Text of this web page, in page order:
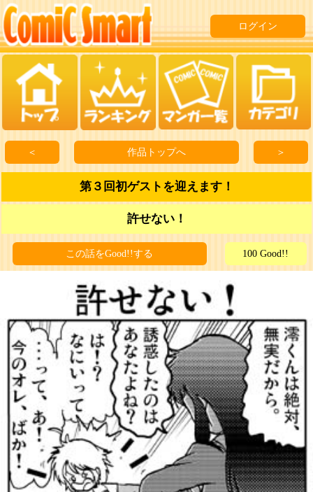
ログイン
＜ 作品トップへ ＞
第３回初ゲストを迎えます！
許せない！
この話をGood!!する 100 Good!!